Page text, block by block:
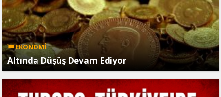
EKONOMİ
Altında Düşüş Devam Ediyor